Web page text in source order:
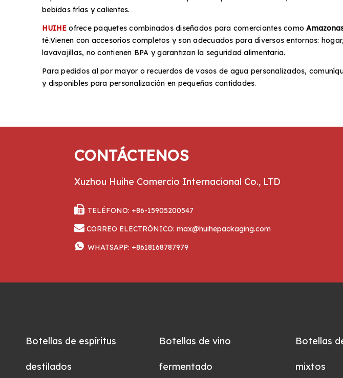
bebidas frías y calientes.
HUIHE ofrece paquetes combinados diseñados para comerciantes como
té.Vienen con accesorios completos y son adecuados para diversos entornos:
lavavajillas, no contienen BPA y garantizan la seguridad alimentaria.
Para pedidos al por mayor o recuerdos de vasos de agua personalizados,
y disponibles para personalización en pequeñas cantidades.
CONTÁCTENOS
Xuzhou Huihe Comercio Internacional Co., LTD
 TELÉFONO: +86-15905200547
 CORREO ELECTRÓNICO:max@huihepackaging.com
 WHATSAPP: +8618168787979
Botellas de espíritus
destilados
Botellas de vino
fermentado
Botellas
mixtos